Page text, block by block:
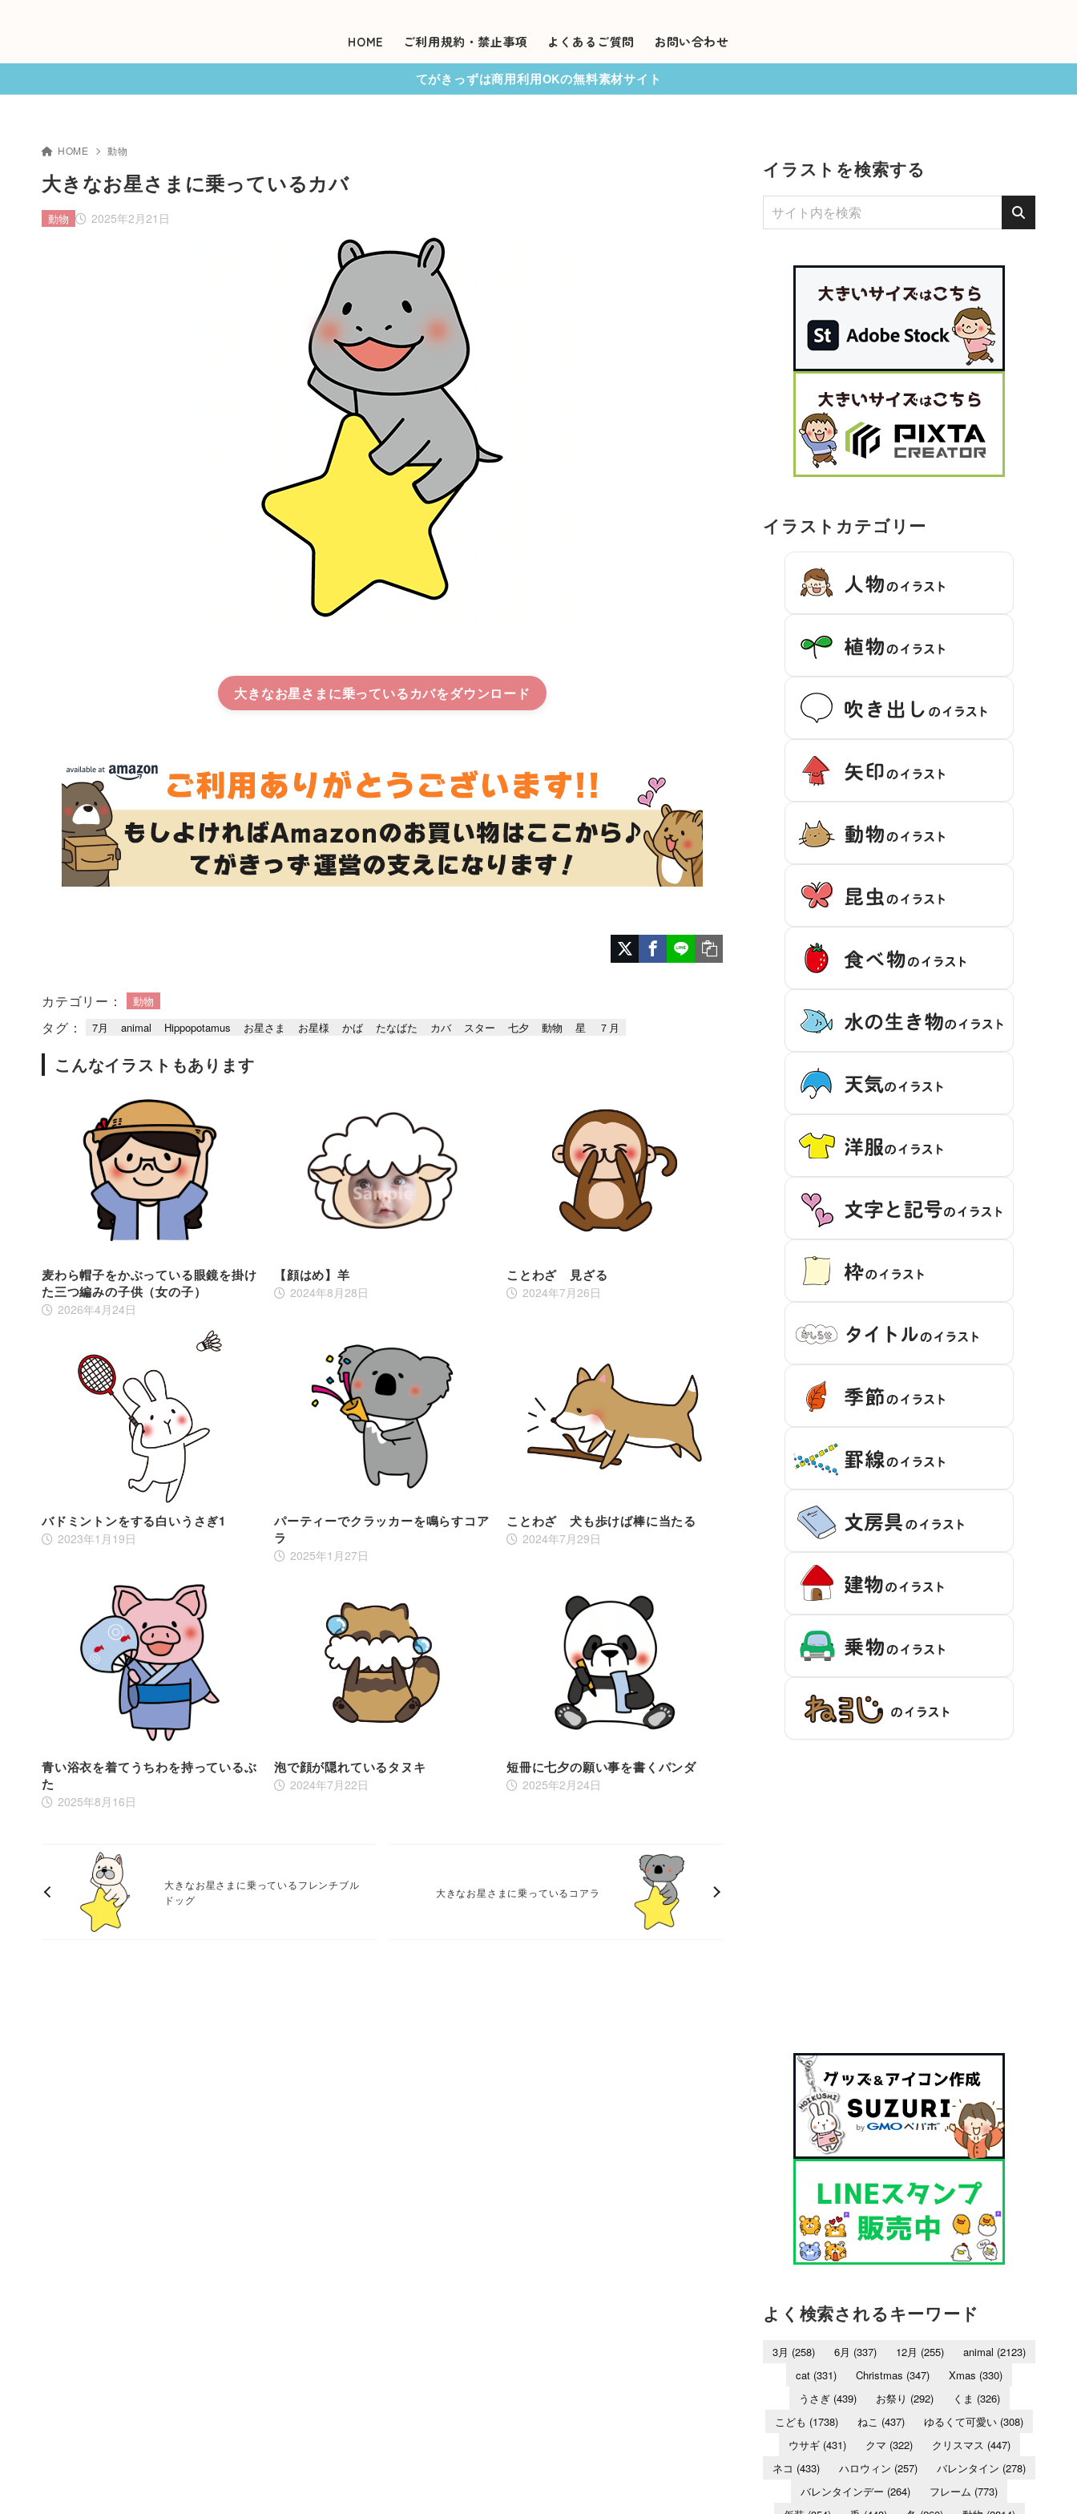
HOME ご利用規約・禁止事項 よくあるご質問 お問い合わせ
てがきっずは商用利用OKの無料素材サイト
HOME 動物
大きなお星さまに乗っているカバ
2025年2月21日
動物
大きなお星さまに乗っているカバ
カテゴリー： 動物
タグ： 7月 animal Hippopotamus お星さま お星様 かば たなばた カバ スター 七夕 動物 星 ７月
こんなイラストもあります
麦わら帽子をかぶっている眼鏡を掛け
た三つ編みの子供（女の子）
2026年4月24日
【顔はめ】羊
2024年8月28日
ことわざ 見ざる
2024年7月26日
バドミントンをする白いうさぎ1
2023年1月19日
パーティーでクラッカーを鳴らすコア
ラ
2025年1月27日
ことわざ 犬も歩けば棒に当たる
2024年7月29日
青い浴衣を着てうちわを持っているぶ
た
2025年8月16日
泡で顔が隠れているタヌキ
2024年7月22日
短冊に七夕の願い事を書くパンダ
2025年2月24日
大きなお星さまに乗っているフレンチブル
ドッグ
大きなお星さまに乗っているコアラ
イラストを検索する
イラストカテゴリー
よく検索されるキーワード
3月 (258) 6月 (337) 12月 (255) animal (2123)
cat (331) Christmas (347) Xmas (330)
うさぎ(439) お祭り (292) くま (326)
こども (1738) ねこ (437) ゆるくて可愛い (308)
ウサギ(431) クマ (322) クリスマス (447)
ネコ (433) ハロウィン (257) バレンタイン (278)
バレンタインデー (264) フレーム (773)